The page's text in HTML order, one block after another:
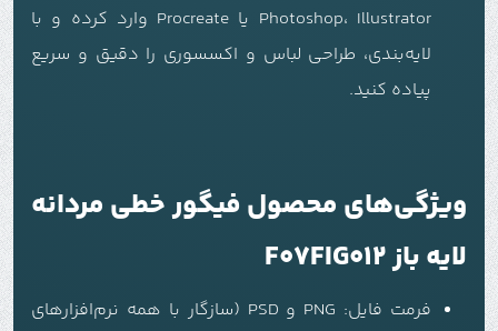
Photoshop، Illustrator یا Procreate وارد کرده و با
لایه‌بندی، طراحی لباس و اکسسوری را دقیق و سریع
پیاده کنید.
ویژگی‌های محصول فیگور خطی مردانه
لایه باز F07FIG012
فرمت فایل: PNG و PSD (سازگار با همه نرم‌افزارهای